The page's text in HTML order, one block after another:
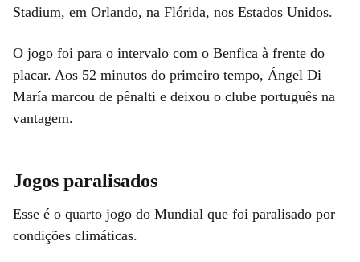
Stadium, em Orlando, na Flórida, nos Estados Unidos.
O jogo foi para o intervalo com o Benfica à frente do
placar. Aos 52 minutos do primeiro tempo, Ángel Di
María marcou de pênalti e deixou o clube português na
vantagem.
Jogos paralisados
Esse é o quarto jogo do Mundial que foi paralisado por
condições climáticas.